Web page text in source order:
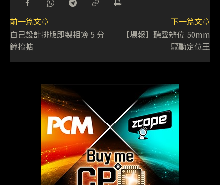
前一篇文章
自己設計排版即製相簿 5 分
鐘搞掂
下一篇文章
【場報】聽聲辨位 50mm
驅動定位王